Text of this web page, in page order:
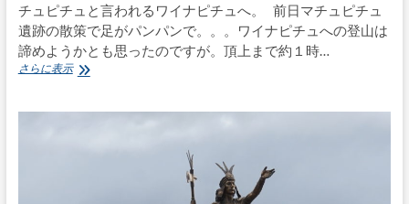
チュピチュと言われるワイナピチュへ。 前日マチュピチュ
遺跡の散策で足がパンパンで。。。ワイナピチュへの登山は
諦めようかとも思ったのですが。頂上まで約１時…
さらに表示も